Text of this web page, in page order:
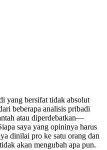
yang bersifat tidak absolut
beberapa analisis pribadi
atau diperdebatkan—
saya yang opininya harus
dinilai pro ke satu orang dan
akan mengubah apa pun.